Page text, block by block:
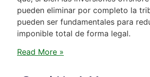
pueden eliminar por completo la
pueden ser fundamentales para
imponible total de forma legal.
Read More »